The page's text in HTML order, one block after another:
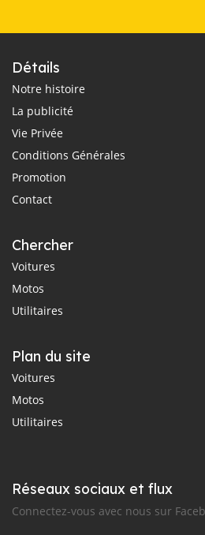
Détails
Notre histoire
La publicité
Vie Privée
Conditions Générales
Promotion
Contact
Chercher
Voitures
Motos
Utilitaires
Plan du site
Voitures
Motos
Utilitaires
Réseaux sociaux et flux
Connectez-vous avec nous sur